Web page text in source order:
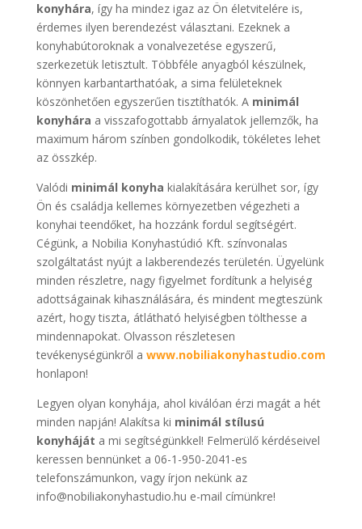
konyhára, így ha mindez igaz az Ön életvitelére is,
érdemes ilyen berendezést választani. Ezeknek a
konyhabútoroknak a vonalvezetése egyszerű,
szerkezetük letisztult. Többféle anyagból készülnek,
könnyen karbantarthatóak, a sima felületeknek
köszönhetően egyszerűen tisztíthatók. A minimál
konyhára a visszafogottabb árnyalatok jellemzők, ha
maximum három színben gondolkodik, tökéletes lehet
az összkép.
Valódi minimál konyha kialakítására kerülhet sor, így
Ön és családja kellemes környezetben végezheti a
konyhai teendőket, ha hozzánk fordul segítségért.
Cégünk, a Nobilia Konyhastúdió Kft. színvonalas
szolgáltatást nyújt a lakberendezés területén. Ügyelünk
minden részletre, nagy figyelmet fordítunk a helyiség
adottságainak kihasználására, és mindent megteszünk
azért, hogy tiszta, átlátható helyiségben tölthesse a
mindennapokat. Olvasson részletesen
tevékenységünkről a www.nobiliakonyhastudio.com
honlapon!
Legyen olyan konyhája, ahol kiválóan érzi magát a hét
minden napján! Alakítsa ki minimál stílusú
konyháját a mi segítségünkkel! Felmerülő kérdéseivel
keressen bennünket a 06-1-950-2041-es
telefonszámunkon, vagy írjon nekünk az
info@nobiliakonyhastudio.hu e-mail címünkre!